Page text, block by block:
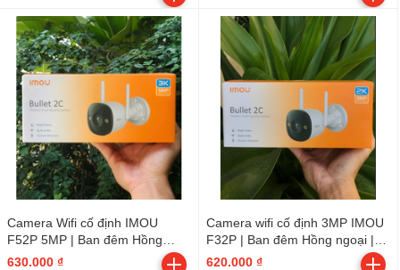
Camera Wifi cố định IMOU
F52P 5MP | Ban đêm Hồng
ngoại | Tích hợp micro | Thùng
630.000 ₫
Camera wifi cố định 3MP IMOU
F32P | Ban đêm Hồng ngoại |
Tích hợp micro | Thùng 16c |
620.000 ₫